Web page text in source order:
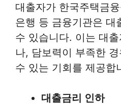
대출자가 한국주택금
은행 등 금융기관은 대
수 있습니다. 이는 대
나, 담보력이 부족한
수 있는 기회를 제공합
대출금리 인하